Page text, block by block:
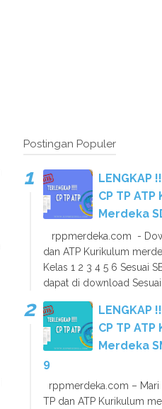
Postingan Populer
LENGKAP
CP TP
Merdeka
rppmerdeka.com -
dan ATP Kurikulum
Kelas 1 2 3 4 5 6 Sesuai
dapat di download Sesuai
LENGKAP
CP TP
Merdeka
9
rppmerdeka.com –
TP dan ATP Kurikulum